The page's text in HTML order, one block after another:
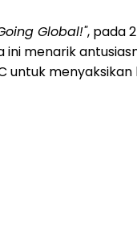
Global!", pada
menarik
untuk